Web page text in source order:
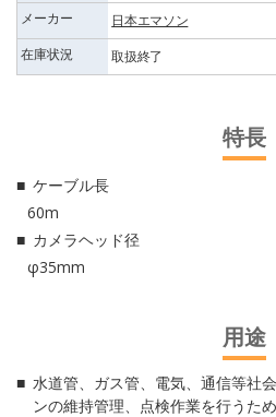
メーカー
日本エマソン
在庫状況
取扱終了
特長
ケーブル長
60m
カメラヘッド径
φ35mm
用途
水道管、ガス管、電気、通信等社
ンの維持管理、点検作業を行うた